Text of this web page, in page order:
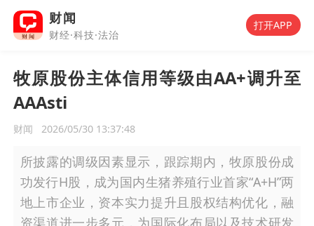
财闻
财经·科技·法治
打开APP
牧原股份主体信用等级由AA+调升至
AAAsti
财闻 2026/05/30 13:37:48
所披露的调级因素显示，跟踪期内，牧原股份成
功发行H股，成为国内生猪养殖行业首家“A+H”两
地上市企业，资本实力提升且股权结构优化，融